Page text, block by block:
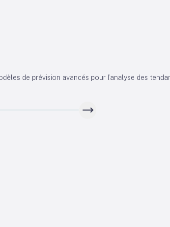
de prévision avancés pour l’analyse des